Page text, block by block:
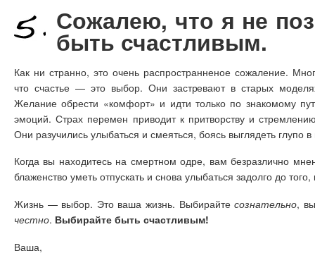
Сожалею, что я не
быть счастливым.
Как ни странно, это очень распространненое сожаление.
что счастье — это выбор. Они застревают в старых
Желание обрести «комфорт» и идти только по знакомому
эмоций. Страх перемен приводит к притворству и
Они разучились улыбаться и смеяться, боясь выглядеть глупо
Когда вы находитесь на смертном одре, вам безразлично
блаженство уметь отпускать и снова улыбаться задолго до
Жизнь — выбор. Это ваша жизнь. Выбирайтесознательно,
честно. Выбирайте быть счастливым!
Ваша,